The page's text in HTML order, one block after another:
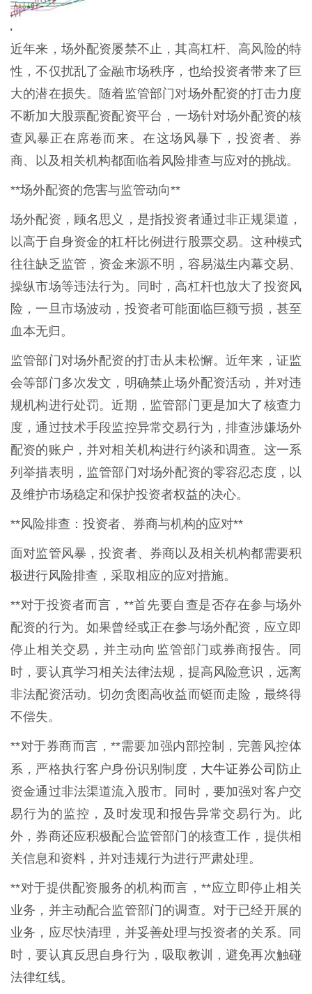
近年来，场外配资屡禁不止，其高杠杆、高风险的特
性，不仅扰乱了金融市场秩序，也给投资者带来了巨
大的潜在损失。随着监管部门对场外配资的打击力度
不断加大股票配资配资平台，一场针对场外配资的核
查风暴正在席卷而来。在这场风暴下，投资者、券
商、以及相关机构都面临着风险排查与应对的挑战。
**场外配资的危害与监管动向**
场外配资，顾名思义，是指投资者通过非正规渠道，
以高于自身资金的杠杆比例进行股票交易。这种模式
往往缺乏监管，资金来源不明，容易滋生内幕交易、
操纵市场等违法行为。同时，高杠杆也放大了投资风
险，一旦市场波动，投资者可能面临巨额亏损，甚至
血本无归。
监管部门对场外配资的打击从未松懈。近年来，证监
会等部门多次发文，明确禁止场外配资活动，并对违
规机构进行处罚。近期，监管部门更是加大了核查力
度，通过技术手段监控异常交易行为，排查涉嫌场外
配资的账户，并对相关机构进行约谈和调查。这一系
列举措表明，监管部门对场外配资的零容忍态度，以
及维护市场稳定和保护投资者权益的决心。
**风险排查：投资者、券商与机构的应对**
面对监管风暴，投资者、券商以及相关机构都需要积
极进行风险排查，采取相应的应对措施。
**对于投资者而言，**首先要自查是否存在参与场外
配资的行为。如果曾经或正在参与场外配资，应立即
停止相关交易，并主动向监管部门或券商报告。同
时，要认真学习相关法律法规，提高风险意识，远离
非法配资活动。切勿贪图高收益而铤而走险，最终得
不偿失。
**对于券商而言，**需要加强内部控制，完善风控体
系，严格执行客户身份识别制度， 大牛证券公司 防止
资金通过非法渠道流入股市。同时，要加强对客户交
易行为的监控，及时发现和报告异常交易行为。此
外，券商还应积极配合监管部门的核查工作，提供相
关信息和资料，并对违规行为进行严肃处理。
**对于提供配资服务的机构而言，**应立即停止相关
业务，并主动配合监管部门的调查。对于已经开展的
业务，应尽快清理，并妥善处理与投资者的关系。同
时，要认真反思自身行为，吸取教训，避免再次触碰
法律红线。